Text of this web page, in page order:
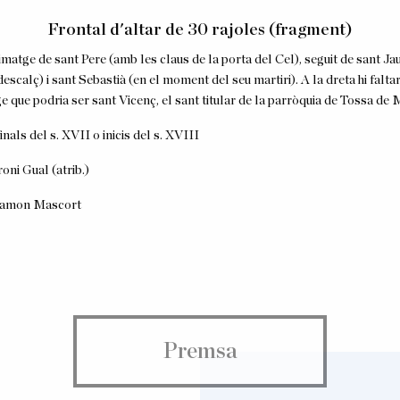
Frontal d'altar de 30 rajoles (fragment)
de sant Pere (amb les claus de la porta del Cel), seguit de sant
i sant Sebastià (en el moment del seu martiri). A la dreta hi
que podria ser sant Vicenç, el sant titular de la parròquia de Tossa de
del s. XVII o inicis del s. XVIII
Gual (atrib.)
Mascort
Plafó de 28 rajoles
de la Mare de Déu del Roser amb el Nen i una rosa.
meitat s. XVIII
Mascort
Plafó de 30 rajoles
del Sant Àngel custodi
meitat del s. XVIII
Mascort
Plafó de 30 rajoles
de sant Josep amb el Nen Jesús a coll i amb un bastó amb flors
dels fusters, des del segle XVI. A la part inferior, la inscripció “Sn.
Frontal d'altar de 53 rajoles (fragment)
de la Mare de Déu del Carme
(atrib.)
del s. XVII
Mascort
Plafó de 40 rajoles
imatges de la Mare de Déu del Roser, santa Eulàlia i santa Madrona
mas Pujol, Badalona
Mascort
Premsa